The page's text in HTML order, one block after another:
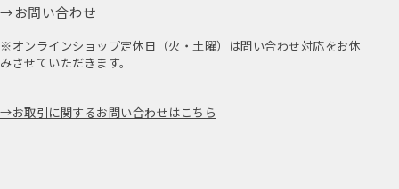
お問い合わせ
※オンラインショップ定休日（火・土曜）は問い合わせ対応をお休
みさせていただきます。
お取引に関するお問い合わせはこちら